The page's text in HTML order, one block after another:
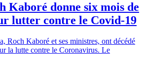
Kaboré donne six mois de
lutter contre le Covid-19
Roch Kaboré et ses ministres, ont décédé
la lutte contre le Coronavirus. Le